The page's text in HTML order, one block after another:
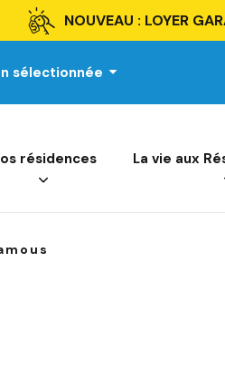
NOUVEAU : LOYER
sélectionnée
résidences La vie aux